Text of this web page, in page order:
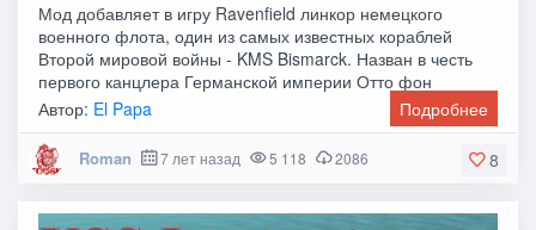
Мод добавляет в игру Ravenfield линкор немецкого
военного флота, один из самых известных кораблей
Второй мировой войны - KMS Bismarck. Назван в честь
первого канцлера Германской империи Отто фон
Автор: El Papa Подробнее
8
Roman 7 лет назад 5 118 2086